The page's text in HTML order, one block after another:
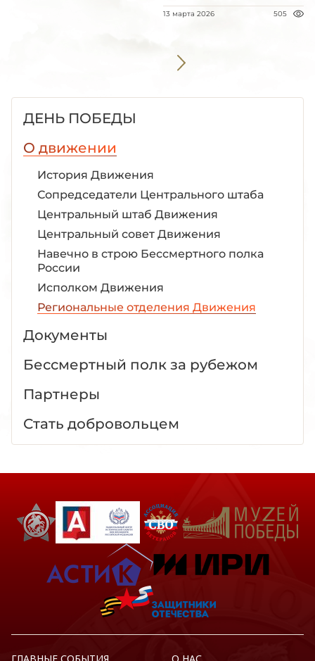
13 марта 2026 505
ДЕНЬ ПОБЕДЫ
О движении
История Движения
Сопредседатели Центрального штаба
Центральный штаб Движения
Центральный совет Движения
Навечно в строю Бессмертного полка
России
Исполком Движения
Региональные отделения Движения
Документы
Бессмертный полк за рубежом
Партнеры
Стать добровольцем